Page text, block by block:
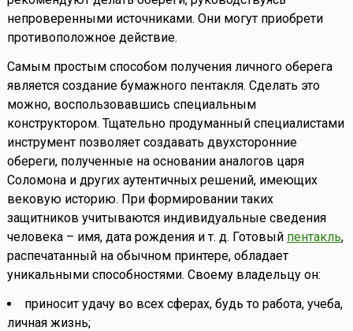
непроверенными источниками. Они могут приобрети
противоположное действие.
Самым простым способом получения личного оберега
является создание бумажного пентакля. Сделать это
можно, воспользовавшись специальным
конструктором. Тщательно продуманный специалистами
инструмент позволяет создавать двухсторонние
обереги, полученные на основании аналогов царя
Соломона и других аутентичных решений, имеющих
вековую историю. При формировании таких
защитников учитываются индивидуальные сведения
человека – имя, дата рождения и т. д. Готовый пентакль,
распечатанный на обычном принтере, обладает
уникальными способностями. Своему владельцу он:
приносит удачу во всех сферах, будь то работа, учеба,
личная жизнь;